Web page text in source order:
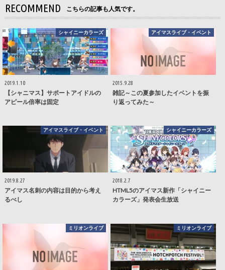
RECOMMEND こちらの記事も人気です。
シャイニーカラーズ
2019.1.10
【シャニマス】サポートアイドルの
アピール倍率は固定
アイマスライブ・イベント
2015.9.28
雑記～この夏参加したイベントを振
り返ってみた～
アイマスライブ・イベント
2019.8.27
アイマス名刺の内容は目的から考え
るべし
シャイニーカラーズ
2018.2.7
HTML5のアイマス新作「シャイニー
カラーズ」発表会生放送
ミリオンライブ ミリオンライブ